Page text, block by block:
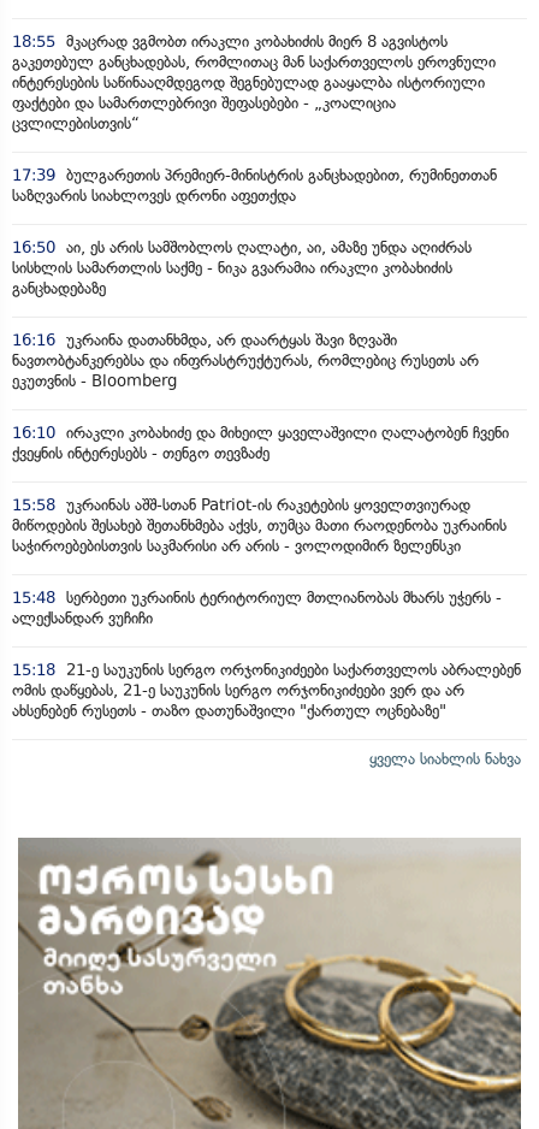
18:55 მკაცრად ვგმობთ ირაკლი კობახიძის მიერ 8 აგვისტოს
გაკეთებულ განცხადებას, რომლითაც მან საქართველოს ეროვნული
ინტერესების საწინააღმდეგოდ შეგნებულად გააყალბა ისტორიული
ფაქტები და სამართლებრივი შეფასებები - „კოალიცია
ცვლილებისთვის“
17:39 ბულგარეთის პრემიერ-მინისტრის განცხადებით, რუმინეთთან
საზღვარის სიახლოვეს დრონი აფეთქდა
16:50 აი, ეს არის სამშობლოს ღალატი, აი, ამაზე უნდა აღიძრას
სისხლის სამართლის საქმე - ნიკა გვარამია ირაკლი კობახიძის
განცხადებაზე
16:16 უკრაინა დათანხმდა, არ დაარტყას შავი ზღვაში
ნავთობტანკერებსა და ინფრასტრუქტურას, რომლებიც რუსეთს არ
ეკუთვნის - Bloomberg
16:10 ირაკლი კობახიძე და მიხეილ ყაველაშვილი ღალატობენ ჩვენი
ქვეყნის ინტერესებს - თენგო თევზაძე
15:58 უკრაინას აშშ-სთან Patriot-ის რაკეტების ყოველთვიურად
მიწოდების შესახებ შეთანხმება აქვს, თუმცა მათი რაოდენობა უკრაინის
საჭიროებებისთვის საკმარისი არ არის - ვოლოდიმირ ზელენსკი
15:48 სერბეთი უკრაინის ტერიტორიულ მთლიანობას მხარს უჭერს -
ალექსანდარ ვუჩიჩი
15:18
21-ე საუკუნის სერგო ორჯონიკიძეები საქართველოს აბრალებენ
ომის დაწყებას, 21-ე საუკუნის სერგო ორჯონიკიძეები ვერ და არ
ახსენებენ რუსეთს - თაზო დათუნაშვილი "ქართულ ოცნებაზე"
ყველა სიახლის ნახვა